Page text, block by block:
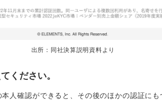
出所：同社決算説明資料より
ください。
人確認ができると、その後のほかの認証に